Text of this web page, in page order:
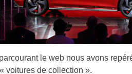
le web nous avons
voitures de collection ».